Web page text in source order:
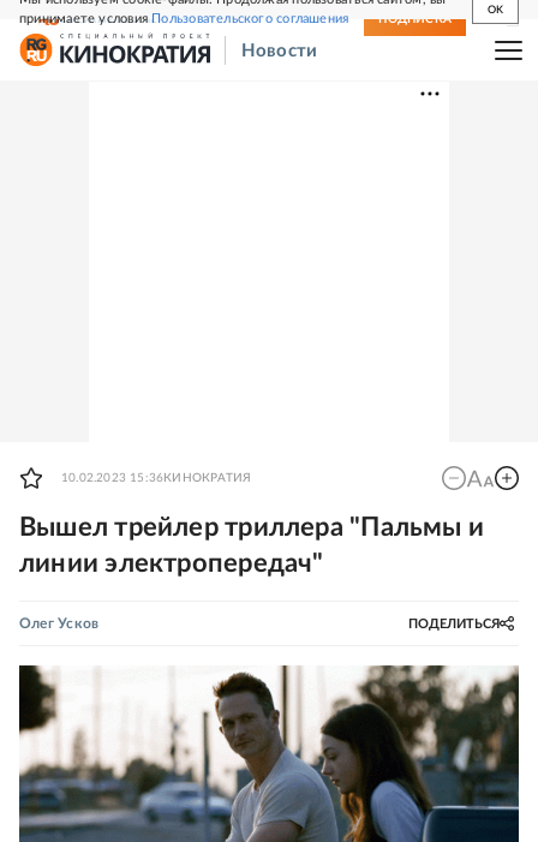
принимаете условияПользовательского соглашения
OK
СВЕЖИЙ НОМЕР ПОДПИСКА
Новости
10.02.2023 15:36 КИНОКРАТИЯ
Вышел трейлер триллера "Пальмы и
линии электропередач"
Олег Усков ПОДЕЛИТЬСЯ